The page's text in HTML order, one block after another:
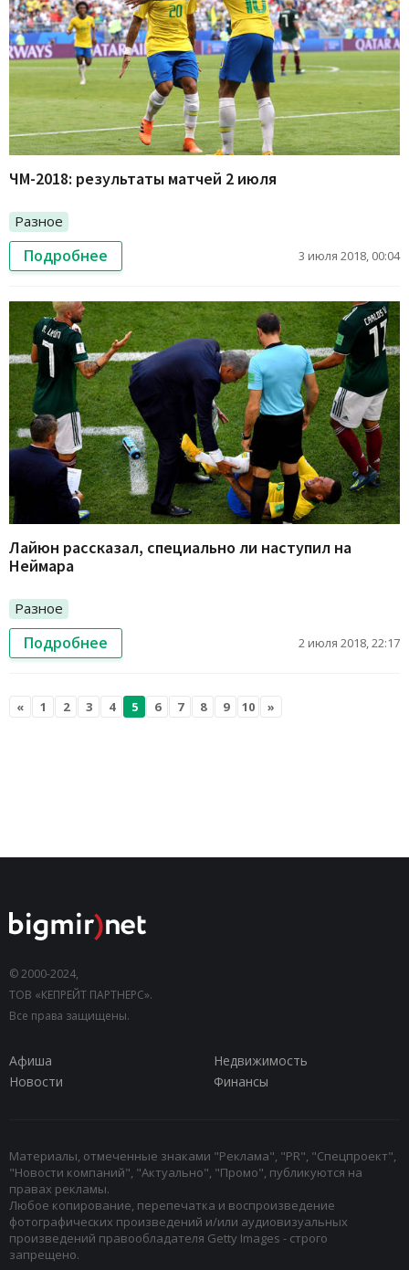
ЧМ-2018: результаты матчей 2 июля
Разное
Подробнее 3 июля 2018, 00:04
Лайюн рассказал, специально ли наступил на
Неймара
Разное
Подробнее 2 июля 2018, 22:17
« 1 2 3 4 5 6 7 8 9 10 »
© 2000-2024,
ТОВ «КЕПРЕЙТ ПАРТНЕРС».
Все права защищены.
Афиша
Недвижимость
Новости
Финансы
Материалы, отмеченные знаками "Реклама", "PR", "Спецпроект",
"Новости компаний", "Актуально", "Промо", публикуются на
правах рекламы.
Любое копирование, перепечатка и воспроизведение
фотографических произведений и/или аудиовизуальных
произведений правообладателя Getty Images - строго
запрещено.